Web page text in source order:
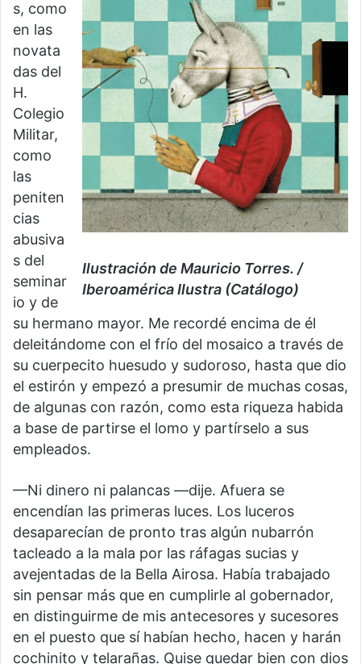
Ilustración de Mauricio Torres. /
Iberoamérica Ilustra (Catálogo)
s, como
en las
novata
das del
H.
Colegio
Militar,
como
las
peniten
cias
abusiva
s del
seminar
io y de
su hermano mayor. Me recordé encima de él
deleitándome con el frío del mosaico a través de
su cuerpecito huesudo y sudoroso, hasta que dio
el estirón y empezó a presumir de muchas cosas,
de algunas con razón, como esta riqueza habida
a base de partirse el lomo y partírselo a sus
empleados.
—Ni dinero ni palancas —dije. Afuera se
encendían las primeras luces. Los luceros
desaparecían de pronto tras algún nubarrón
tacleado a la mala por las ráfagas sucias y
avejentadas de la Bella Airosa. Había trabajado
sin pensar más que en cumplirle al gobernador,
en distinguirme de mis antecesores y sucesores
en el puesto que sí habían hecho, hacen y harán
cochinito y telarañas. Quise quedar bien con dios